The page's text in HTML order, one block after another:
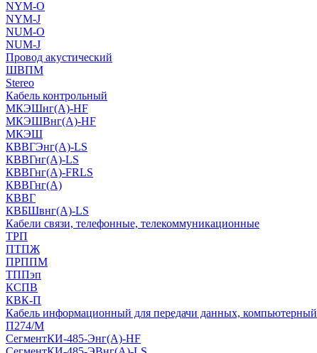
NYM-O
NYM-J
NUM-О
NUM-J
Провод акустический
ШВПМ
Stereo
Кабель контрольный
МКЭШнг(A)-HF
МКЭШВнг(А)-HF
МКЭШ
КВВГЭнг(А)-LS
КВВГнг(А)-LS
КВВГнг(А)-FRLS
КВВГнг(А)
КВВГ
КВБШвнг(А)-LS
Кабели связи, телефонные, телекоммуникационные
ТРП
ПТПЖ
ПРППМ
ТППэп
КСПВ
КВК-П
Кабель информационный для передачи данных, компьютерный
П274/М
СегментКИ-485-Энг(А)-HF